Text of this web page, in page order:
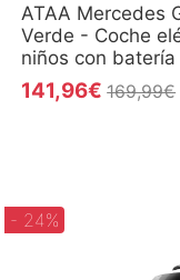
ATAA Mercedes
Verde - Coche
niños con batería
141,96€ 169,99€
- 24%